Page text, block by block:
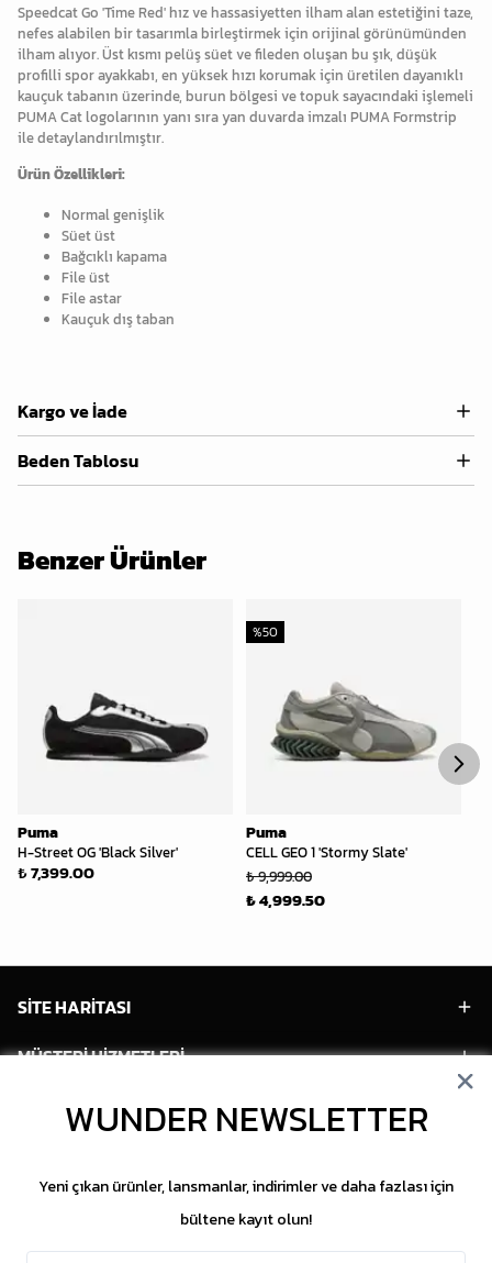
Speedcat Go 'Time Red' hız ve hassasiyetten ilham alan estetiğini taze,
nefes alabilen bir tasarımla birleştirmek için orijinal görünümünden
ilham alıyor. Üst kısmı pelüş süet ve fileden oluşan bu şık, düşük
profilli spor ayakkabı, en yüksek hızı korumak için üretilen dayanıklı
kauçuk tabanın üzerinde, burun bölgesi ve topuk sayacındaki işlemeli
PUMA Cat logolarının yanı sıra yan duvarda imzalı PUMA Formstrip
ile detaylandırılmıştır.
Ürün Özellikleri:
Normal genişlik
Süet üst
Bağcıklı kapama
File üst
File astar
Kauçuk dış taban
Kargo ve İade
Beden Tablosu
Benzer Ürünler
Puma
H-Street OG 'Black Silver'
₺ 7,399.00
Puma
CELL GEO 1 'Stormy Slate'
%50
₺ 9,999.00
₺ 4,999.50
SİTE HARİTASI
MÜŞTERİ HİZMETLERİ
HESABIM
SOSYAL MEDYA
WUNDER NEWSLETTER
Yeni çıkan ürünler, lansmanlar, indirimler ve daha fazlası için
bültene kayıt olun!